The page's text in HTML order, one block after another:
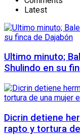
Latest
Ultimo minuto;
Shulindo en su
Dicrin detiene
rapto y tortura